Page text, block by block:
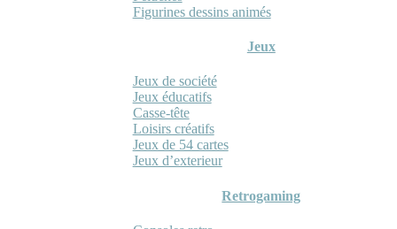
Figurines dessins animés
Jeux
Jeux de société
Jeux éducatifs
Casse-tête
Loisirs créatifs
Jeux de 54 cartes
Jeux d’exterieur
Retrogaming